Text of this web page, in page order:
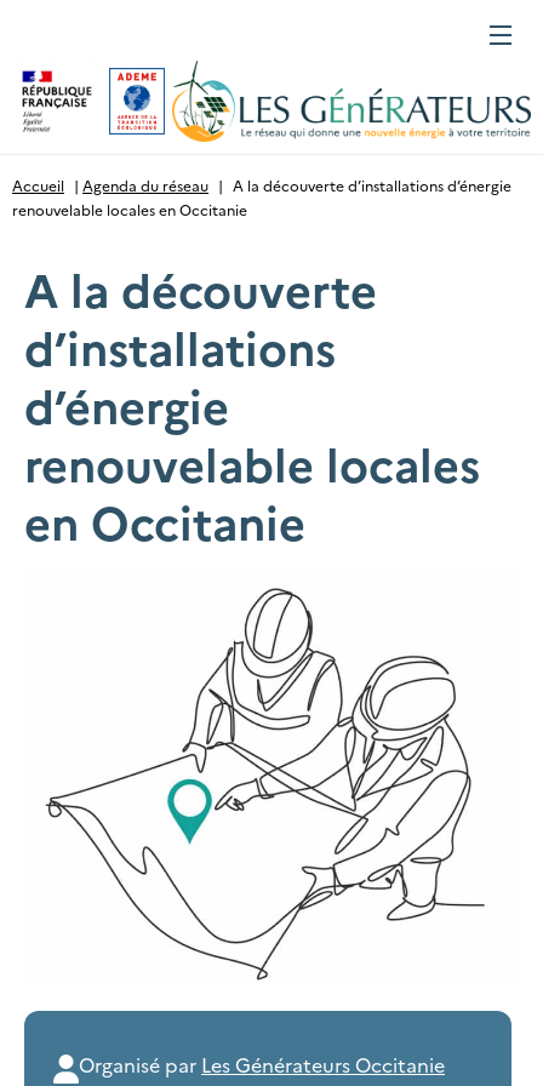
Menu
Accueil | Agenda du réseau | A la découverte d’installations d’énergie
renouvelable locales en Occitanie
A la découverte
d’installations
d’énergie
renouvelable locales
en Occitanie
Organisé par Les Générateurs Occitanie